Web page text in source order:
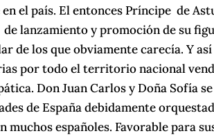
el país. El entonces Príncipe de
lanzamiento y promoción de su
de los que obviamente carecía. Y
por todo el territorio nacional
Don Juan Carlos y Doña Sofía
de España debidamente
muchos españoles. Favorable para